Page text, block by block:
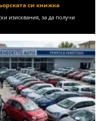
си книжка
изисквания, за да получи